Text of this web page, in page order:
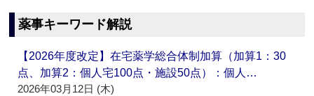
薬事キーワード解説
【2026年度改定】在宅薬学総合体制加算（加算1：30
点、加算2：個人宅100点・施設50点）：個人…
2026年03月12日 (木)